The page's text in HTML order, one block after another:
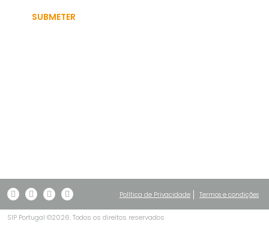
Política de Privacidade Termos e condições
SIP Portugal ©2026. Todos os direitos reservados